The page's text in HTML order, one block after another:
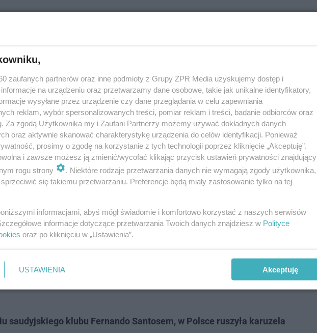
zarabiać wielkie pieniądze
Kiedy gra Polska?
2024 mają tylko trzy punkty i zajmują czwarte miejsce w grupie.
odbędzie się 7 września, natomiast z Albanią w Tiranie - trzy dni
saudyjskiego klubu Fernando Santosem, w Polsce ruszyła karuzela
zaufanych partnerów oraz inne podmioty z Grupy ZPR Media uzyskujemy dostęp i
na urządzeniu oraz przetwarzamy dane osobowe, takie jak unikalne identyfikatory,
wysyłane przez urządzenie czy dane przeglądania w celu zapewniania
reklam, wybór spersonalizowanych treści, pomiar reklam i treści, badanie odbiorców oraz
Za zgodą Użytkownika my i Zaufani Partnerzy możemy używać dokładnych danych
oraz aktywnie skanować charakterystykę urządzenia do celów identyfikacji. Ponieważ
prosimy o zgodę na korzystanie z tych technologii poprzez kliknięcie „Akceptuję”.
i zawsze możesz ją zmienić/wycofać klikając przycisk ustawień prywatności znajdujący
rogu strony
. Niektóre rodzaje przetwarzania danych nie wymagają zgody użytkownika,
się takiemu przetwarzaniu. Preferencje będą miały zastosowanie tylko na tej
informacjami, abyś mógł świadomie i komfortowo korzystać z naszych serwisów
informacje dotyczące przetwarzania Twoich danych znajdziesz w Polityce
oraz po kliknięciu w „Ustawienia”.
USTAWIENIA Akceptuję